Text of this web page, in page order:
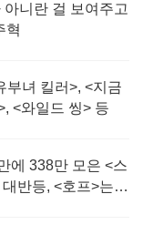
아니란 걸 보여주고
혁
부녀 킬러>, <지금
<와일드 씽> 등
에 338만 모은 <스
반등, <호프>는